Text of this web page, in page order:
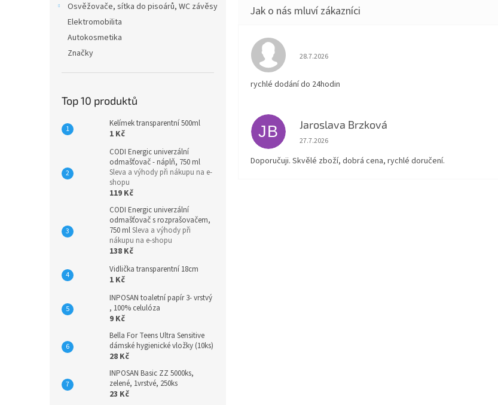
Osvěžovače, sítka do pisoárů, WC závěsy
Elektromobilita
Autokosmetika
Značky
Top 10 produktů
Kelímek transparentní 500ml
1 Kč
CODI Energic univerzální
odmašťovač - náplň, 750 ml
Sleva a výhody při nákupu na e-
shopu
119 Kč
CODI Energic univerzální
odmašťovač s rozprašovačem,
750 mlSleva a výhody při
nákupu na e-shopu
138 Kč
Vidlička transparentní 18cm
1 Kč
INPOSAN toaletní papír 3- vrstvý
, 100% celulóza
9 Kč
Bella For Teens Ultra Sensitive
dámské hygienické vložky (10ks)
28 Kč
INPOSAN Basic ZZ 5000ks,
zelené, 1vrstvé, 250ks
23 Kč
Hodnocení obchodu je 5 z 5 hvězdiček.
28.7.2026
rychlé dodání do 24hodin
JB Jaroslava Brzková
Hodnocení obchodu je 5 z 5 hvězdiček.
27.7.2026
Doporučuji. Skvělé zboží, dobrá cena, rychlé doručení.